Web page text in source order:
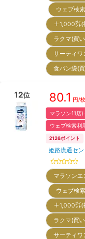
ウェブ検
＋1,000㌽
ラクマ(買
サーティ
食パン袋(
12位 80.1 円/枚
マラソン11店
ウェブ検索利
2126ポイント
姫路流通セ
マラソン
ウェブ検
＋1,000㌽
ラクマ(買
サーティ